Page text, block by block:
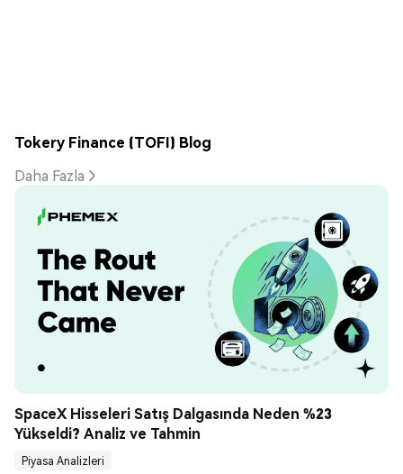
Tokery Finance (TOFI) Blog
Daha Fazla
SpaceX Hisseleri Satış Dalgasında Neden %23
Yükseldi? Analiz ve Tahmin
Piyasa Analizleri